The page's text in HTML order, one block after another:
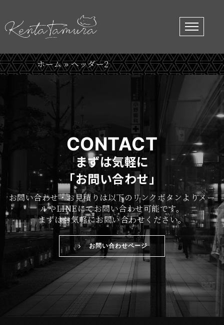
ホーム»ヘッダー2
CONTACT
まずは気軽に
「お問い合わせ」
お問い合わせ・お見積りは以下のリンクボタンよりメー
ルやLINEにてお問い合わせ可能です。
まずはお気軽にお問い合わせください。
お問い合わせページ